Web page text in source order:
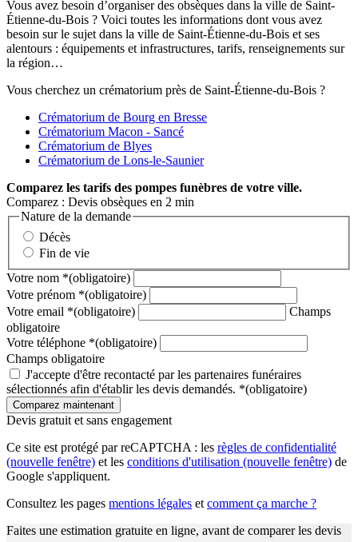
Vous avez besoin d’organiser des obsèques dans la ville de Saint-
Étienne-du-Bois ? Voici toutes les informations dont vous avez
besoin sur le sujet dans la ville de Saint-Étienne-du-Bois et ses
alentours : équipements et infrastructures, tarifs, renseignements sur
la région…
Vous cherchez un crématorium près de Saint-Étienne-du-Bois ?
Crématorium de Bourg en Bresse
Crématorium Macon - Sancé
Crématorium de Blyes
Crématorium de Lons-le-Saunier
Comparez les tarifs des pompes funèbres de votre ville.
Comparez : Devis obsèques en 2 min
Nature de la demande
Décès
Fin de vie
Votre nom *(obligatoire)
Votre prénom *(obligatoire)
Votre email *(obligatoire)
Champs
obligatoire
Votre téléphone *(obligatoire)
Champs obligatoire
J'accepte d'être recontacté par les partenaires funéraires
sélectionnés afin d'établir les devis demandés. *(obligatoire)
Devis gratuit et sans engagement
Ce site est protégé par reCAPTCHA : les règles de confidentialité
(nouvelle fenêtre) et les conditions d'utilisation (nouvelle fenêtre) de
Google s'appliquent.
Consultez les pages mentions légales et comment ça marche ?
Faites une estimation gratuite en ligne, avant de comparer les devis